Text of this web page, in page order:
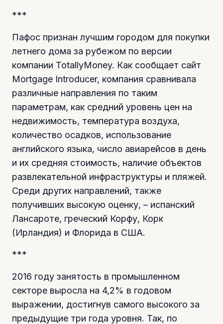
***
Пафос признан лучшим городом для покупки
летнего дома за рубежом по версии
компании TotallyMoney. Как сообщает сайт
Mortgage Introducer, компания сравнивала
различные направления по таким
параметрам, как средний уровень цен на
недвижимость, температура воздуха,
количество осадков, использование
английского языка, число авиарейсов в день
и их средняя стоимость, наличие объектов
развлекательной инфраструктуры и пляжей.
Среди других направлений, также
получивших высокую оценку, – испанский
Лансароте, греческий Корфу, Корк
(Ирландия) и Флорида в США.
***
2016 году занятость в промышленном
секторе выросла на 4,2% в годовом
выражении, достигнув самого высокого за
предыдущие три года уровня. Так, по